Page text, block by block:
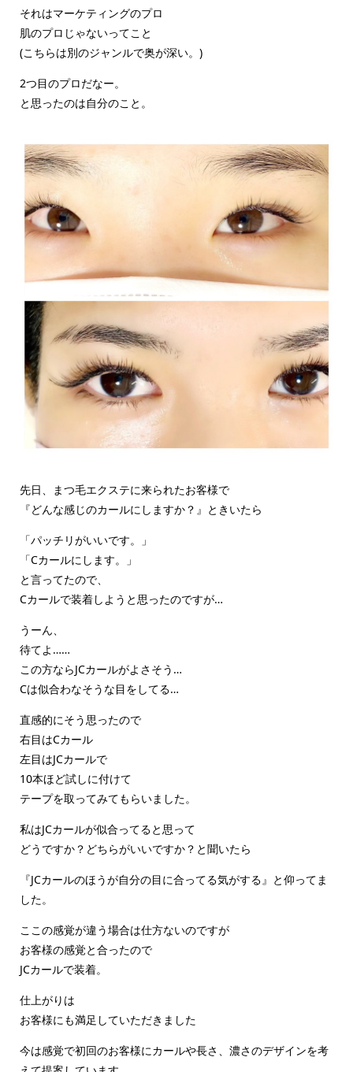
それはマーケティングのプロ
肌のプロじゃないってこと
(こちらは別のジャンルで奥が深い。)
2つ目のプロだなー。
と思ったのは自分のこと。
先日、まつ毛エクステに来られたお客様で
『どんな感じのカールにしますか？』ときいたら
「パッチリがいいです。」
「Cカールにします。」
と言ってたので、
Cカールで装着しようと思ったのですが…
うーん、
待てよ……
この方ならJCカールがよさそう…
Cは似合わなそうな目をしてる…
直感的にそう思ったので
右目はCカール
左目はJCカールで
10本ほど試しに付けて
テープを取ってみてもらいました。
私はJCカールが似合ってると思って
どうですか？どちらがいいですか？と聞いたら
『JCカールのほうが自分の目に合ってる気がする』と仰ってま
した。
ここの感覚が違う場合は仕方ないのですが
お客様の感覚と合ったので
JCカールで装着。
仕上がりは
お客様にも満足していただきました
今は感覚で初回のお客様にカールや長さ、濃さのデザインを考